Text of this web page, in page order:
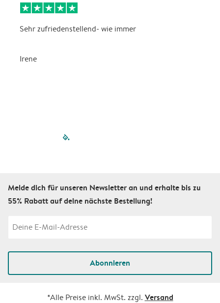
Sehr zufriedenstellend- wie immer
Irene
filled-pagination
Melde dich für unseren Newsletter an und erhalte bis zu
55% Rabatt auf deine nächste Bestellung!
Abonnieren
*Alle Preise inkl. MwSt. zzgl. Versand